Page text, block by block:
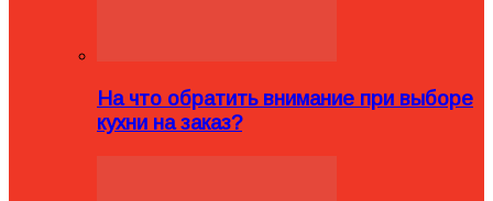
На что обратить внимание при выборе
кухни на заказ?